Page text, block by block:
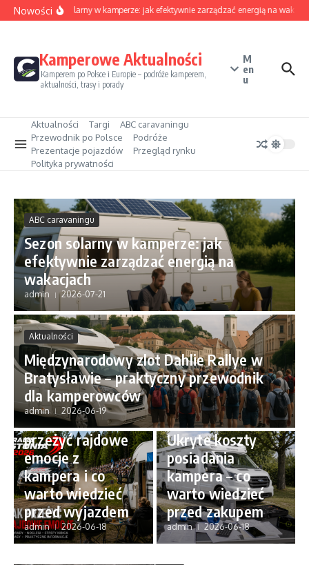
Przejdź do treści
NowościSezon solarny w kamperze: jak efektywnie zarządzać energią na
Kamperowe Aktualności
Kamperem po Polsce i Europie – podróże kamperem,
aktualności, trasy i porady
M
en
u
Aktualności Targi
ABC caravaningu
Przewodnik po Polsce
Podróże
Prezentacje pojazdów
Przegląd rynku
Polityka prywatności
ABC caravaningu
Sezon solarny w kamperze: jak
efektywnie zarządzać energią na
wakacjach
admin 2026-07-21
Aktualności
Międzynarodowy zlot Dahlie Rallye w
Bratysławie – praktyczny przewodnik
dla kamperowców
admin 2026-06-19
Aktualności
Rally Estonia
2026 – jak
przeżyć rajdowe
emocje z
kampera i co
warto wiedzieć
przed wyjazdem
admin 2026-06-18
ABC caravaningu
Ukryte koszty
posiadania
kampera – co
warto wiedzieć
przed zakupem
admin 2026-06-18